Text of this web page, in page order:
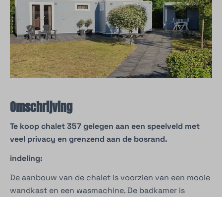
Omschrijving
Te koop chalet 357 gelegen aan een speelveld met
veel privacy en grenzend aan de bosrand.
indeling:
De aanbouw van de chalet is voorzien van een mooie
wandkast en een wasmachine. De badkamer is